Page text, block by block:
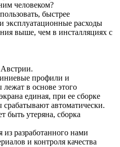
человеком?
быстрее
эксплуатационные расходы
выше, чем в инсталляциях с
Австрии.
профили и
в основе этого
единая, при ее сборке
автоматически.
быть утеряна, сборка
разработанного нами
и контроля качества